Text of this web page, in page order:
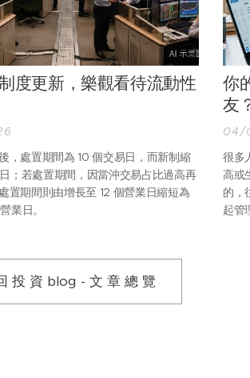
度更新，樂觀看待流動性
，處置期間為 10 個交易日，而新制縮
；若處置期間，因當沖交易占比過高再
置期間則由增長至 12 個營業日縮短為
業日。
你
友
04/
很多
高或
的，
起管
投 資 blog - 文 章 總 覽